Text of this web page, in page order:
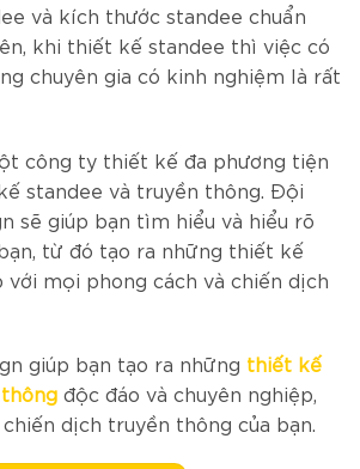
và kích thước standee chuẩn
khi thiết kế standee thì việc có
chuyên gia có kinh nghiệm là rất
công ty thiết kế đa phương tiện
standee và truyền thông. Đội
sẽ giúp bạn tìm hiểu và hiểu rõ
từ đó tạo ra những thiết kế
với mọi phong cách và chiến dịch
giúp bạn tạo ra những thiết kế
độc đáo và chuyên nghiệp,
dịch truyền thông của bạn.